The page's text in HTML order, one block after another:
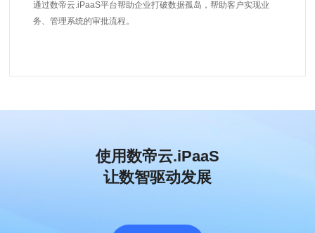
通过数帝云.iPaaS平台帮助企业打破数据孤岛，帮助客户实现业
务、管理系统的审批流程。
使用数帝云.iPaaS
让数智驱动发展